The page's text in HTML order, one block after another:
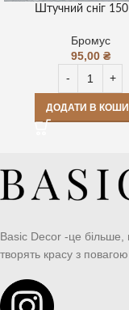
Штучний сніг
Бромус
95,00 ₴
ДОДАТИ В
Basic Decor -це більше,
творять красу з